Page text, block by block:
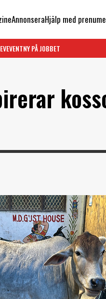
AnnonseraHjälp med
EVENTNY PÅ JOBBET